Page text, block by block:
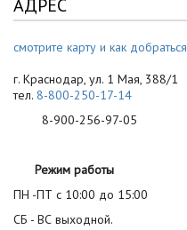
АДРЕС
смотрите карту и как добраться
г. Краснодар, ул. 1 Мая, 388/1
тел. 8-800-250-17-14
8-900-256-97-05
Режим работы
ПН -ПТ с 10:00 до 15:00
СБ - ВС выходной.